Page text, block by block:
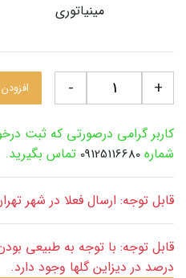
مینیاتوری
+
-
کاربر گرامی درصورتی که ثبت
شماره 09125116680 تماس بگیرید.
قابل توجه: ارسال فعلا در شهر
درصد در دیزاین گلها وجود دارد.